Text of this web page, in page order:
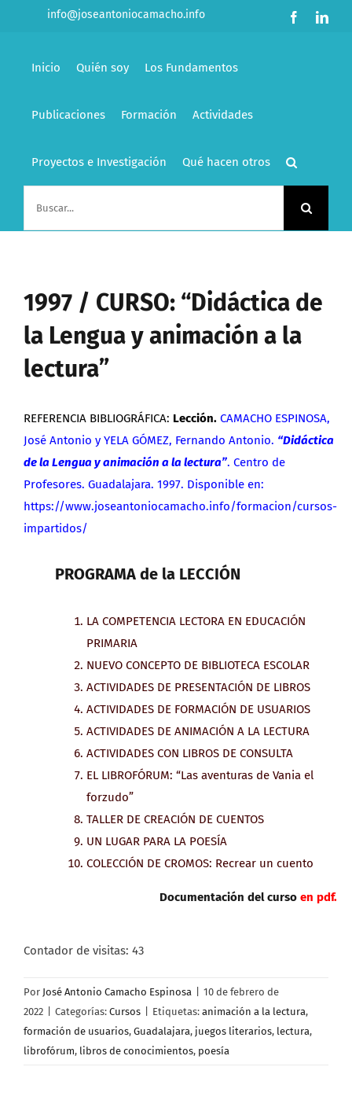
info@joseantoniocamacho.info Facebook
Inicio Quién soy Los Fundamentos
Publicaciones Formación Actividades
Proyectos e Investigación Qué hacen otros
1997 / CURSO: “Didáctica de
la Lengua y animación a la
lectura”
REFERENCIA BIBLIOGRÁFICA: Lección.CAMACHO ESPINOSA,
José Antonio y YELA GÓMEZ, Fernando Antonio. “Didáctica
de la Lengua y animación a la lectura”. Centro de
Profesores. Guadalajara. 1997. Disponible en:
https://www.joseantoniocamacho.info/formacion/cursos-
impartidos/
PROGRAMA de la LECCIÓN
LA COMPETENCIA LECTORA EN EDUCACIÓN
PRIMARIA
NUEVO CONCEPTO DE BIBLIOTECA ESCOLAR
ACTIVIDADES DE PRESENTACIÓN DE LIBROS
ACTIVIDADES DE FORMACIÓN DE USUARIOS
ACTIVIDADES DE ANIMACIÓN A LA LECTURA
ACTIVIDADES CON LIBROS DE CONSULTA
EL LIBROFÓRUM: “Las aventuras de Vania el
forzudo”
TALLER DE CREACIÓN DE CUENTOS
UN LUGAR PARA LA POESÍA
COLECCIÓN DE CROMOS: Recrear un cuento
Documentación del curso en pdf.
Contador de visitas: 43
Por José Antonio Camacho Espinosa
10 de febrero de
2022
Categorías: Cursos Etiquetas: animación a la lectura,
formación de usuarios, Guadalajara, juegos literarios, lectura,
librofórum, libros de conocimientos, poesía